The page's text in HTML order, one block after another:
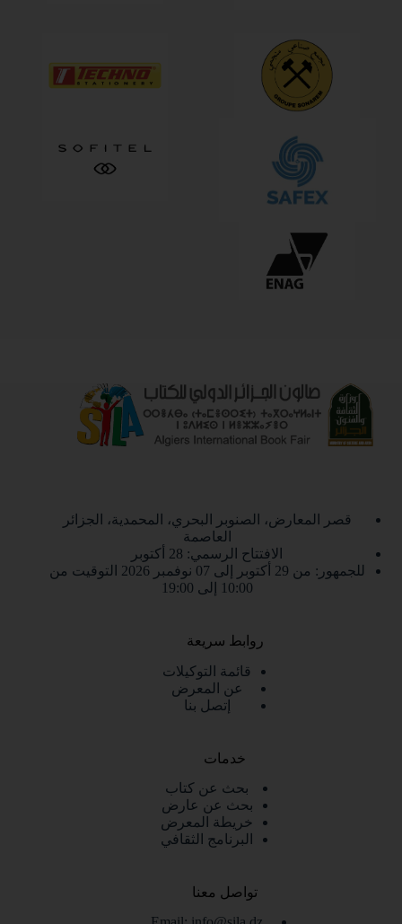
قصر المعارض، الصنوبر البحري، المحمدية، الجزائر
العاصمة
الافتتاح الرسمي: 28 أكتوبر
للجمهور: من 29 أكتوبر إلى 07 نوفمبر 2026 التوقيت من
10:00 إلى 19:00
روابط سريعة
قائمة التوكيلات
عن المعرض
إتصل بنا
خدمات
بحث عن كتاب
بحث عن عارض
خريطة المعرض
البرنامج الثقافي
تواصل معنا